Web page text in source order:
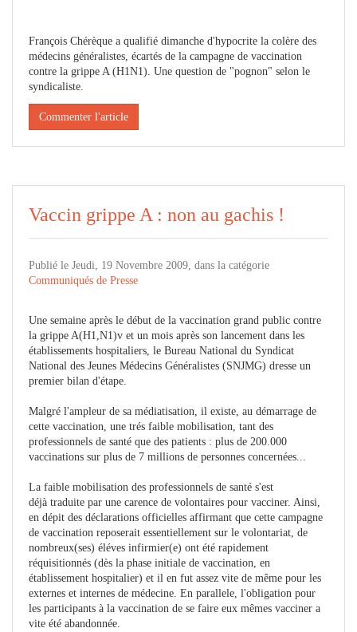
François Chérèque a qualifié dimanche d'hypocrite la colère des
médecins généralistes, écartés de la campagne de vaccination
contre la grippe A (H1N1). Une question de "pognon" selon le
syndicaliste.
Commenter l'article
Vaccin grippe A : non au gachis !
Publié le Jeudi, 19 Novembre 2009, dans la catégorie
Communiqués de Presse
Une semaine après le début de la vaccination grand public contre
la grippe A(H1,N1)v et un mois après son lancement dans les
établissements hospitaliers, le Bureau National du Syndicat
National des Jeunes Médecins Généralistes (SNJMG) dresse un
premier bilan d'étape.
Malgré l'ampleur de sa médiatisation, il existe, au démarrage de
cette vaccination, une trés faible mobilisation, tant des
professionnels de santé que des patients : plus de 200.000
vaccinations sur plus de 7 millions de personnes concernées...
La faible mobilisation des professionnels de santé s'est
déjà traduite par une carence de volontaires pour vacciner. Ainsi,
en dépit des déclarations officielles affirmant que cette campagne
de vaccination reposerait essentiellement sur le volontariat, de
nombreux(ses) éléves infirmier(e) ont été rapidement
réquisitionnés (dès la phase initiale de vaccination, en
établissement hospitalier) et il en fut assez vite de même pour les
externes et internes de médecine. En parallele, l'obligation pour
les participants à la vaccination de se faire eux mêmes vacciner a
vite été abandonnée.